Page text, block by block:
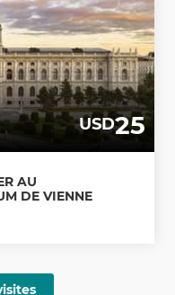
USD25
AU
DE VIENNE